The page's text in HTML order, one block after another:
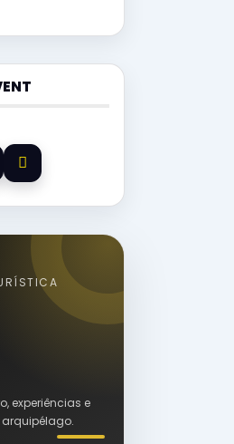
experiências e